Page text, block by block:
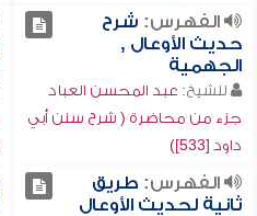
الفهرس: شرح
حديث الأوعال ,
الجهمية
للشيخ: عبد المحسن العباد
جزء من محاضرة ( شرح سنن أبي
داود [533])
الفهرس: طريق
ثانية لحديث الأوعال